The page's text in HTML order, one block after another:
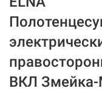
ВКЛ